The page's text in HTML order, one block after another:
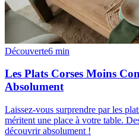
Découverte6 min
Les Plats Corses Moins
Absolument
Laissez-vous surprendre par les
méritent une place à votre table.
découvrir absolument !